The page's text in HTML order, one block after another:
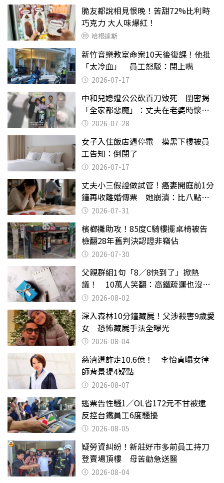
脆友都說相見恨晚！苦甜72%比利時
巧克力 大人味爆紅！
哈根達斯
新竹音樂教室命案10天後復課！他批
「太冷血」 員工怒駁：閉上嘴
2026-07-17
中和兒媳遭公公砍百刀致死 閨密揭
「全家都惡魔」：丈夫在老婆時懷孕
摔東西
2026-07-28
女子入住飯店遇停電 摸黑下樓被員
工告知：倒閉了
2026-07-17
丈夫小三假證做試管！癌妻開庭前1分
鐘再收離婚傳票 她崩潰：比八點檔
還扯2026-07-31
檳榔攤助攻！85度C騎樓擺桌椅被告
檢翻28年舊判決認證非竊佔
2026-07-30
父親群組1句「8／8快到了」掀熱
議！ 10萬人笑翻：高鐵疏運也沒列
父親節
2026-08-02
深入森林10分鐘藏屍！父涉殺害9歲愛
女 恐怖藏屍手法全曝光
2026-08-04
慈濟遭詐走10.6億！ 李怡貞曝女律
師背景提4疑點
2026-08-07
逃票告性騷1／OL省172元不甘被逮
反控台鐵員工6度騷擾
2026-08-05
疑勞資糾紛！新莊好市多前員工持刀
登賣場頂樓 母苦勸急送醫
2026-08-04